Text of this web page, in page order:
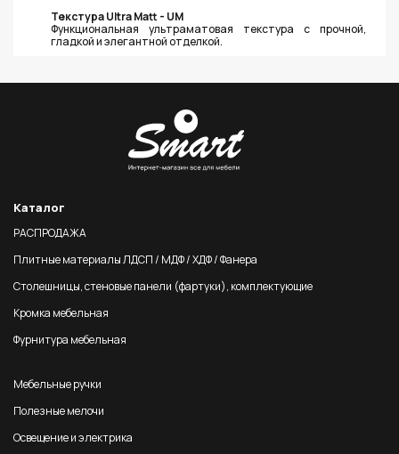
Текстура Ultra Matt - UM
Функциональная ультраматовая текстура с прочной,
гладкой и элегантной отделкой.
Каталог
РАСПРОДАЖА
Плитные материалы ЛДСП / МДФ / ХДФ / Фанера
Столешницы, стеновые панели (фартуки), комплектующие
Кромка мебельная
Фурнитура мебельная
Мебельные ручки
Полезные мелочи
Освещение и электрика